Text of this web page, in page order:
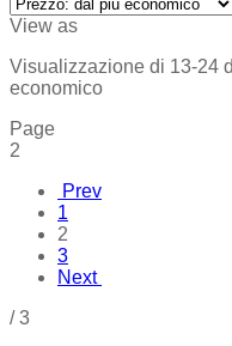
View as
Visualizzazione di 13-24
economico
Page
2
Prev
1
2
3
Next
/ 3